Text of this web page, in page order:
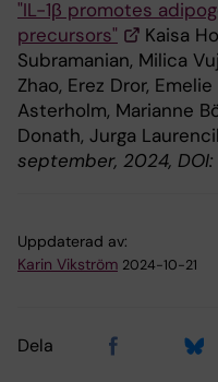
"IL-1β promotes
precursors"
Kaisa
Subramanian, Milica
Zhao, Erez Dror,
Asterholm, Marianne
Donath, Jurga
september, 2024, DOI:
Uppdaterad av:
Karin Vikström 2024-10-21
Dela